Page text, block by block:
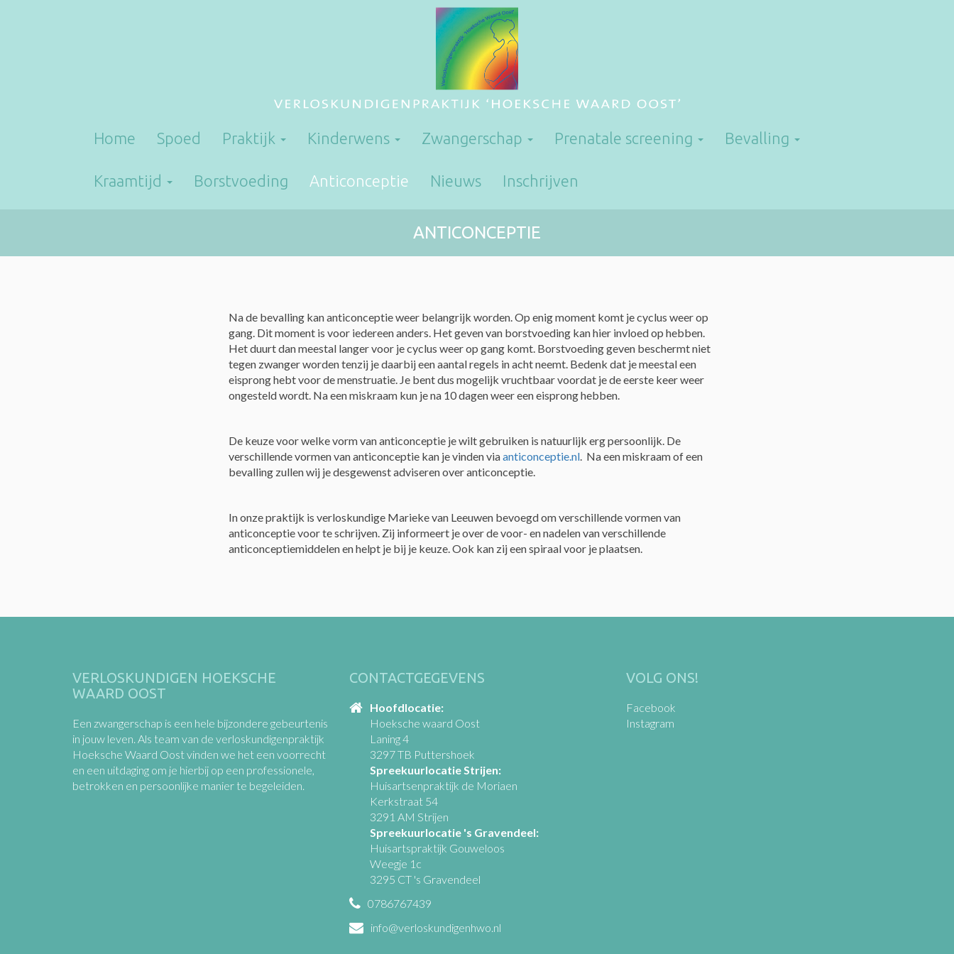
Home Spoed Praktijk Kinderwens Zwangerschap Prenatale screening Bevalling
Kraamtijd Borstvoeding Anticonceptie Nieuws Inschrijven
ANTICONCEPTIE
Na de bevalling kan anticonceptie weer belangrijk worden. Op enig moment komt je cyclus weer op
gang. Dit moment is voor iedereen anders. Het geven van borstvoeding kan hier invloed op hebben.
Het duurt dan meestal langer voor je cyclus weer op gang komt. Borstvoeding geven beschermt niet
tegen zwanger worden tenzij je daarbij een aantal regels in acht neemt. Bedenk dat je meestal een
eisprong hebt voor de menstruatie. Je bent dus mogelijk vruchtbaar voordat je de eerste keer weer
ongesteld wordt. Na een miskraam kun je na 10 dagen weer een eisprong hebben.
De keuze voor welke vorm van anticonceptie je wilt gebruiken is natuurlijk erg persoonlijk. De
verschillende vormen van anticonceptie kan je vinden viaanticonceptie.nl. Na een miskraam of een
bevalling zullen wij je desgewenst adviseren over anticonceptie.
In onze praktijk is verloskundige Marieke van Leeuwen bevoegd om verschillende vormen van
anticonceptie voor te schrijven. Zij informeert je over de voor- en nadelen van verschillende
anticonceptiemiddelen en helpt je bij je keuze. Ook kan zij een spiraal voor je plaatsen.
VERLOSKUNDIGEN HOEKSCHE
WAARD OOST
Een zwangerschap is een hele bijzondere gebeurtenis
in jouw leven. Als team van de verloskundigenpraktijk
Hoeksche Waard Oost vinden we het een voorrecht
en een uitdaging om je hierbij op een professionele,
betrokken en persoonlijke manier te begeleiden.
CONTACTGEGEVENS
Hoofdlocatie:
Hoeksche waard Oost
Laning 4
3297 TB Puttershoek
Spreekuurlocatie Strijen:
Huisartsenpraktijk de Moriaen
Kerkstraat 54
3291 AM Strijen
Spreekuurlocatie 's Gravendeel:
Huisartspraktijk Gouweloos
Weegje 1c
3295 CT 's Gravendeel
0786767439
info@verloskundigenhwo.nl
VOLG ONS!
Facebook
Instagram